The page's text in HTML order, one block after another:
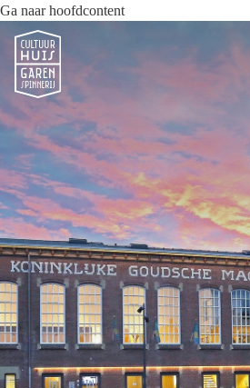
Ga naar hoofdcontent